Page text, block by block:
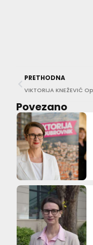
PRETHODNA
Povezano